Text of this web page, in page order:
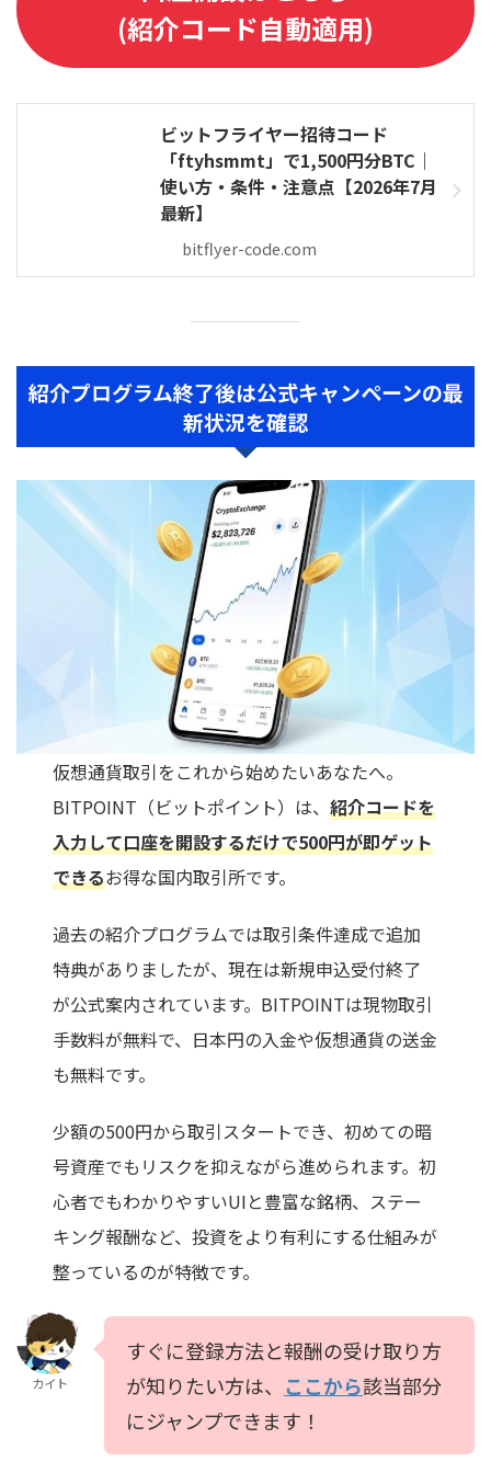
(紹介コード自動適用)
ビットフライヤー招待コード
「ftyhsmmt」で1,500円分BTC｜
使い方・条件・注意点【2026年7月
最新】
bitflyer-code.com
紹介プログラム終了後は公式キャンペーンの最
新状況を確認
仮想通貨取引をこれから始めたいあなたへ。
BITPOINT（ビットポイント）は、紹介コードを
入力して口座を開設するだけで500円が即ゲット
できるお得な国内取引所です。
過去の紹介プログラムでは取引条件達成で追加
特典がありましたが、現在は新規申込受付終了
が公式案内されています。BITPOINTは現物取引
手数料が無料で、日本円の入金や仮想通貨の送金
も無料です。
少額の500円から取引スタートでき、初めての暗
号資産でもリスクを抑えながら進められます。初
心者でもわかりやすいUIと豊富な銘柄、ステー
キング報酬など、投資をより有利にする仕組みが
整っているのが特徴です。
カイト
すぐに登録方法と報酬の受け取り方
が知りたい方は、 ここから該当部分
にジャンプできます！